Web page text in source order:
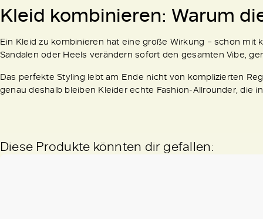
Kleid kombinieren: Warum
Ein Kleid zu kombinieren hat eine große Wirkung – schon
Sandalen oder Heels verändern sofort den gesamten Vibe,
Das perfekte Styling lebt am Ende nicht von komplizierten
genau deshalb bleiben Kleider echte Fashion-Allrounder, die
Diese Produkte könnten dir gefallen: